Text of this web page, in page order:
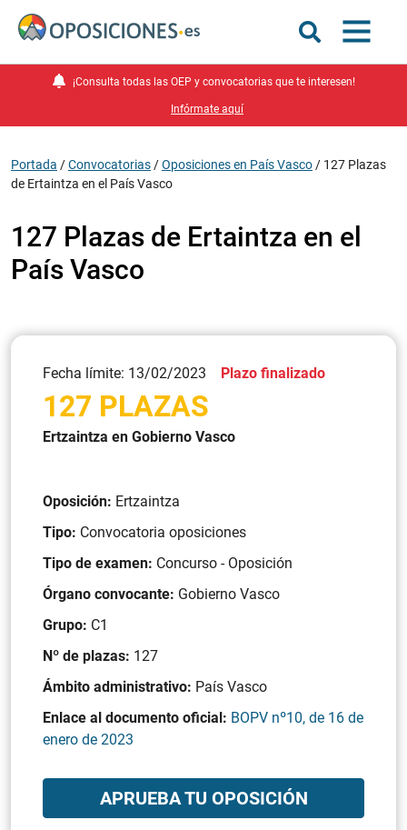
¡Consulta todas las OEP y convocatorias que te interesen!
Infórmate aquí
Portada /Convocatorias /Oposiciones en País Vasco / 127 Plazas
de Ertaintza en el País Vasco
127 Plazas de Ertaintza en el
País Vasco
Fecha límite: 13/02/2023 Plazo finalizado
127 PLAZAS
Ertzaintza en Gobierno Vasco
Oposición: Ertzaintza
Tipo: Convocatoria oposiciones
Tipo de examen: Concurso - Oposición
Órgano convocante: Gobierno Vasco
Grupo: C1
Nº de plazas: 127
Ámbito administrativo: País Vasco
Enlace al documento oficial: BOPV nº10, de 16 de
enero de 2023
APRUEBA TU OPOSICIÓN